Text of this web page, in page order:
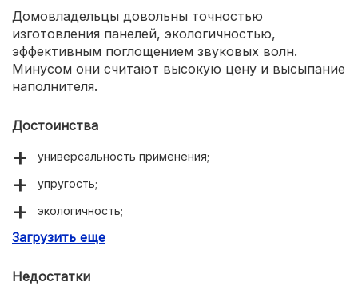
Домовладельцы довольны точностью
изготовления панелей, экологичностью,
эффективным поглощением звуковых волн.
Минусом они считают высокую цену и высыпание
наполнителя.
Достоинства
универсальность применения;
упругость;
экологичность;
простой монтаж.
Загрузить еще
Недостатки